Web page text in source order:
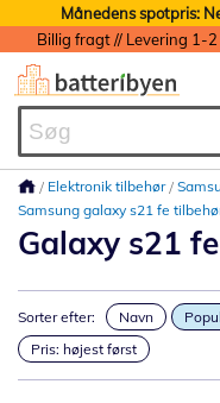
Månedens spotpris:
Elektronik tilbehør
Samsung galaxy s21 fe
Galaxy s21
Sorter efter: Navn
Pris: højest først